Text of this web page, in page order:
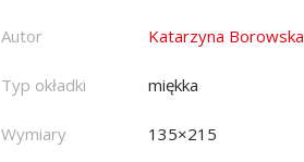
Autor Katarzyna Borowska
Typ okładki miękka
Wymiary 135×215